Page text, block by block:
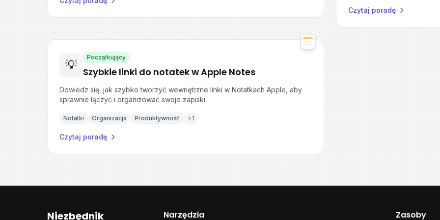
Czytaj poradę
💡
Początkujący
Szybkie linki do notatek w Apple Notes
Dowiedz się, jak szybko tworzyć wewnętrzne linki w Notatkach Apple, aby
sprawnie łączyć i organizować swoje zapiski.
Notatki Organizacja Produktywność +1
Czytaj poradę
Niezbędnik Narzędzia Zasoby